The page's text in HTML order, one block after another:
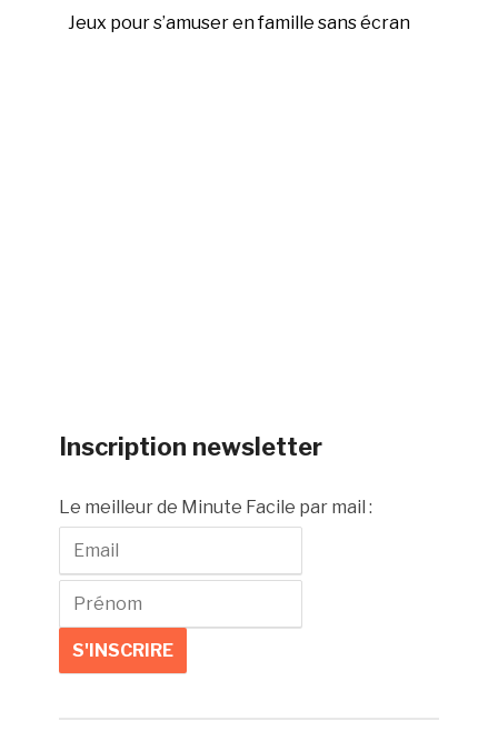
Jeux pour s’amuser en famille sans écran
Inscription newsletter
Le meilleur de Minute Facile par mail :